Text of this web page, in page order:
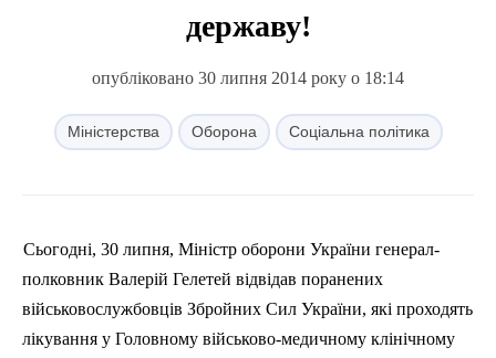
державу!
опубліковано 30 липня 2014 року о 18:14
Міністерства Оборона Соціальна політика
Сьогодні, 30 липня, Міністр оборони України генерал-
полковник Валерій Гелетей відвідав поранених
військовослужбовців Збройних Сил України, які проходять
лікування у Головному військово-медичному клінічному